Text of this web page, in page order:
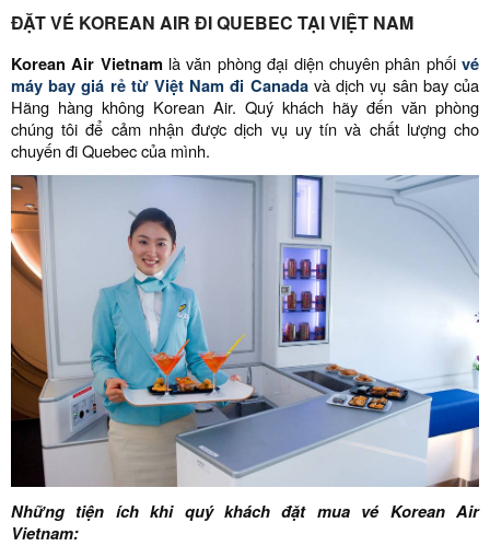
ĐẶT VÉ KOREAN AIR ĐI QUEBEC TẠI VIỆT NAM
Korean Air Vietnam là văn phòng đại diện chuyên phân phốivé
máy bay giá rẻ từ Việt Nam đi Canadavà dịch vụ sân bay của
Hãng hàng không Korean Air. Quý khách hãy đến văn phòng
chúng tôi để cảm nhận được dịch vụ uy tín và chất lượng cho
chuyến đi Quebec của mình.
Những tiện ích khi quý khách đặt mua vé Korean Air
Vietnam: